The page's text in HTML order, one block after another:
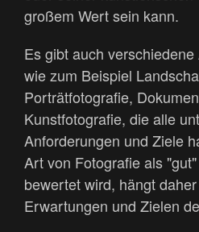
großem Wert sein kann.
Es gibt auch
wie zum Beispiel
Porträtfotografie,
Kunstfotografie, die alle
Anforderungen und Ziele
Art von Fotografie als
bewertet wird, hängt
Erwartungen und Zielen